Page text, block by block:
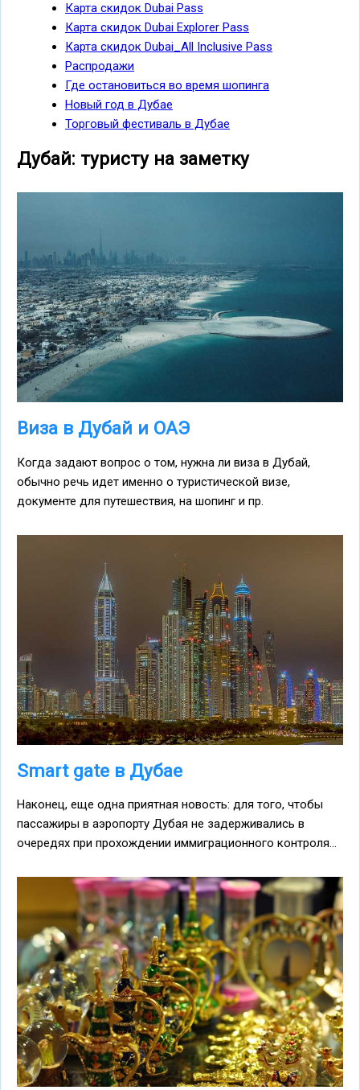
Карта скидок Dubai Pass
Карта скидок Dubai Explorer Pass
Карта скидок Dubai_All Inclusive Pass
Распродажи
Где остановиться во время шопинга
Новый год в Дубае
Торговый фестиваль в Дубае
Дубай: туристу на заметку
Виза в Дубай и ОАЭ
Когда задают вопрос о том, нужна ли виза в Дубай,
обычно речь идет именно о туристической визе,
документе для путешествия, на шопинг и пр.
Smart gate в Дубае
Наконец, еще одна приятная новость: для того, чтобы
пассажиры в аэропорту Дубая не задерживались в
очередях при прохождении иммиграционного контроля...